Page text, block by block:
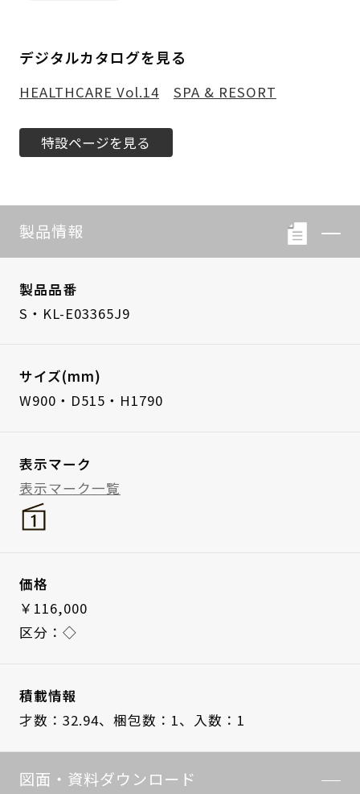
デジタルカタログを見る
HEALTHCARE Vol.14 SPA & RESORT
特設ページを見る
製品情報
製品品番
S・KL-E03365J9
サイズ(mm)
W900・D515・H1790
表示マーク
表示マーク一覧
価格
￥116,000
区分：◇
積載情報
才数：32.94、 梱包数：1、 入数：1
図面・資料ダウンロード